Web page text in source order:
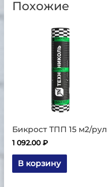
Похожие
Бикрост ТПП 15 м2/рул
1 092.00₽
В корзину